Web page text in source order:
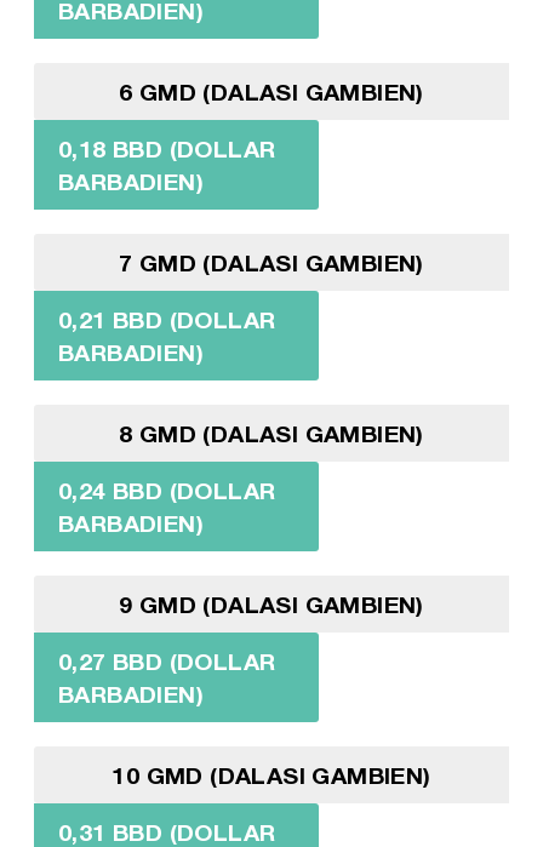
BARBADIEN)
6 GMD (DALASI GAMBIEN)
0,18 BBD (DOLLAR
BARBADIEN)
7 GMD (DALASI GAMBIEN)
0,21 BBD (DOLLAR
BARBADIEN)
8 GMD (DALASI GAMBIEN)
0,24 BBD (DOLLAR
BARBADIEN)
9 GMD (DALASI GAMBIEN)
0,27 BBD (DOLLAR
BARBADIEN)
10 GMD (DALASI GAMBIEN)
0,31 BBD (DOLLAR